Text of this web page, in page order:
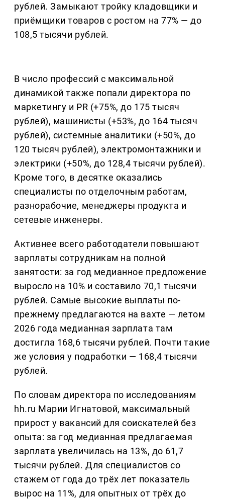
рублей. Замыкают тройку кладовщики и
приёмщики товаров с ростом на 77% — до
108,5 тысячи рублей.
В число профессий с максимальной
динамикой также попали директора по
маркетингу и PR (+75%, до 175 тысяч
рублей), машинисты (+53%, до 164 тысяч
рублей), системные аналитики (+50%, до
120 тысяч рублей), электромонтажники и
электрики (+50%, до 128,4 тысячи рублей).
Кроме того, в десятке оказались
специалисты по отделочным работам,
разнорабочие, менеджеры продукта и
сетевые инженеры.
Активнее всего работодатели повышают
зарплаты сотрудникам на полной
занятости: за год медианное предложение
выросло на 10% и составило 70,1 тысячи
рублей. Самые высокие выплаты по-
прежнему предлагаются на вахте — летом
2026 года медианная зарплата там
достигла 168,6 тысячи рублей. Почти такие
же условия у подработки — 168,4 тысячи
рублей.
По словам директора по исследованиям
hh.ru Марии Игнатовой, максимальный
прирост у вакансий для соискателей без
опыта: за год медианная предлагаемая
зарплата увеличилась на 13%, до 61,7
тысячи рублей. Для специалистов со
стажем от года до трёх лет показатель
вырос на 11%, для опытных от трёх до